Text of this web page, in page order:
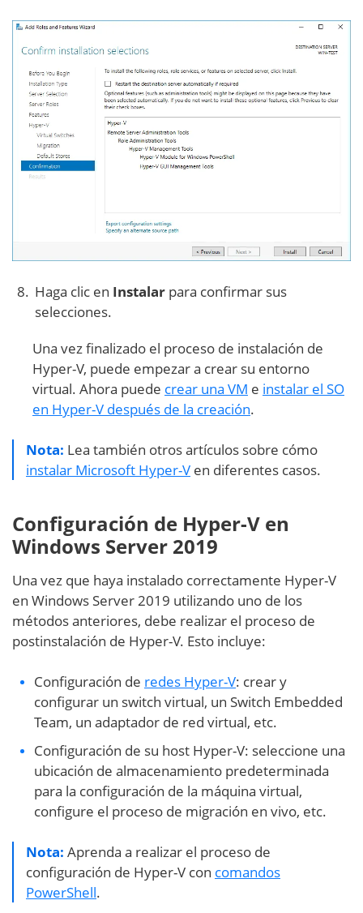
Haga clic en Instalar para confirmar sus
selecciones.
Una vez finalizado el proceso de instalación de
Hyper-V, puede empezar a crear su entorno
virtual. Ahora puede crear una VM e instalar el SO
en Hyper-V después de la creación.
Nota: Lea también otros artículos sobre cómo
instalar Microsoft Hyper-V en diferentes casos.
Configuración de Hyper-V en
Windows Server 2019
Una vez que haya instalado correctamente Hyper-V
en Windows Server 2019 utilizando uno de los
métodos anteriores, debe realizar el proceso de
postinstalación de Hyper-V. Esto incluye:
Configuración de redes Hyper-V: crear y
configurar un switch virtual, un Switch Embedded
Team, un adaptador de red virtual, etc.
Configuración de su host Hyper-V: seleccione una
ubicación de almacenamiento predeterminada
para la configuración de la máquina virtual,
configure el proceso de migración en vivo, etc.
Nota: Aprenda a realizar el proceso de
configuración de Hyper-V con comandos
PowerShell.